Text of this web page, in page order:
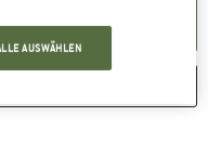
AUSWÄHLEN